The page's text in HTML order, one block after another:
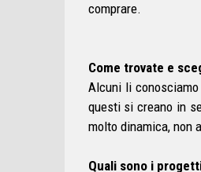
comprare.
Come trovate e
Alcuni li
questi si creano in
molto dinamica, non
Quali sono i